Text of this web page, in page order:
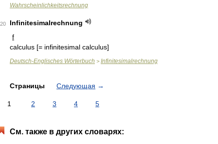
Wahrscheinlichkeitsrechnung
20
Infinitesimalrechnung
f
calculus [= infinitesimal calculus]
Deutsch-Englisches Wörterbuch > Infinitesimalrechnung
Страницы Следующая →
1 2 3 4 5
См. также в других словарях: